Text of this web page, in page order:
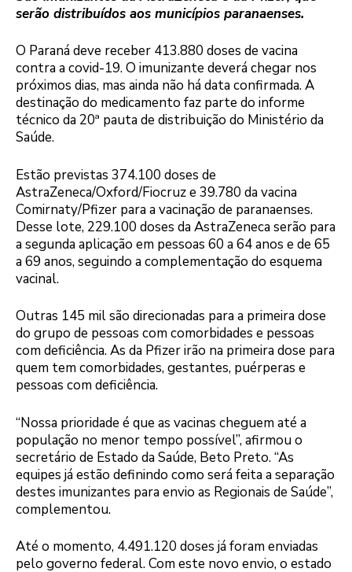
serão distribuídos aos municípios paranaenses.
O Paraná deve receber 413.880 doses de vacina
contra a covid-19. O imunizante deverá chegar nos
próximos dias, mas ainda não há data confirmada. A
destinação do medicamento faz parte do informe
técnico da 20ª pauta de distribuição do Ministério da
Saúde.
Estão previstas 374.100 doses de
AstraZeneca/Oxford/Fiocruz e 39.780 da vacina
Comirnaty/Pfizer para a vacinação de paranaenses.
Desse lote, 229.100 doses da AstraZeneca serão para
a segunda aplicação em pessoas 60 a 64 anos e de 65
a 69 anos, seguindo a complementação do esquema
vacinal.
Outras 145 mil são direcionadas para a primeira dose
do grupo de pessoas com comorbidades e pessoas
com deficiência. As da Pfizer irão na primeira dose para
quem tem comorbidades, gestantes, puérperas e
pessoas com deficiência.
“Nossa prioridade é que as vacinas cheguem até a
população no menor tempo possível”, afirmou o
secretário de Estado da Saúde, Beto Preto. “As
equipes já estão definindo como será feita a separação
destes imunizantes para envio as Regionais de Saúde”,
complementou.
Até o momento, 4.491.120 doses já foram enviadas
pelo governo federal. Com este novo envio, o estado